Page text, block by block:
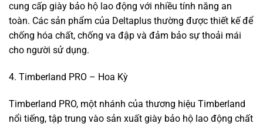
cung cấp giày bảo hộ lao động với nhiều tính năng an
toàn. Các sản phẩm của Deltaplus thường được thiết kế để
chống hóa chất, chống va đập và đảm bảo sự thoải mái
cho người sử dụng.
4. Timberland PRO – Hoa Kỳ
Timberland PRO, một nhánh của thương hiệu Timberland
nổi tiếng, tập trung vào sản xuất giày bảo hộ lao động chất